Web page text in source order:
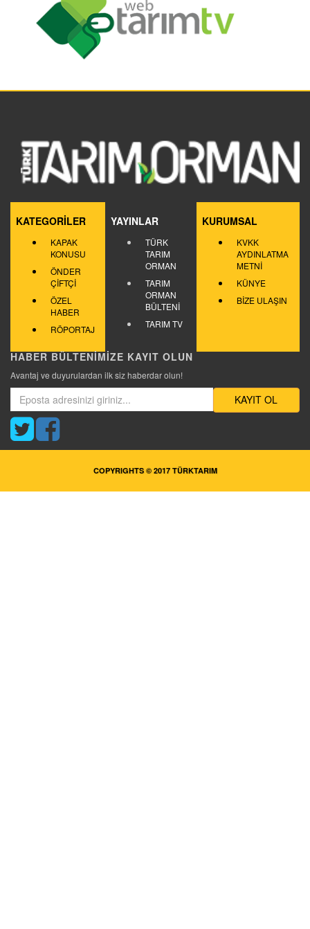
KATEGORİLER
KAPAK
KONUSU
ÖNDER
ÇİFTÇİ
ÖZEL
HABER
RÖPORTAJ
YAYINLAR
TÜRK
TARIM
ORMAN
TARIM
ORMAN
BÜLTENİ
TARIM TV
KURUMSAL
KVKK
AYDINLATMA
METNİ
KÜNYE
BİZE ULAŞIN
HABER BÜLTENİMİZE KAYIT OLUN
Avantaj ve duyurulardan ilk siz haberdar olun!
KAYIT OL
COPYRIGHTS © 2017 TÜRKTARIM